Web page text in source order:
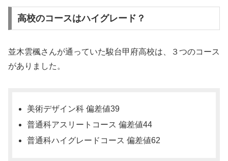
高校のコースはハイグレード？
並木雲楓さんが通っていた駿台甲府高校は、３つのコース
がありました。
美術デザイン科 偏差値39
普通科アスリートコース 偏差値44
普通科ハイグレードコース 偏差値62